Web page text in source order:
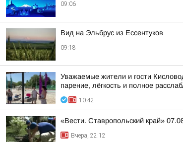
09:06
Вид на Эльбрус из Ессентуков
09:18
Уважаемые жители и гости
парение, лёгкость и полное
10:42
«Вести. Ставропольский край»
Вчера, 22:12